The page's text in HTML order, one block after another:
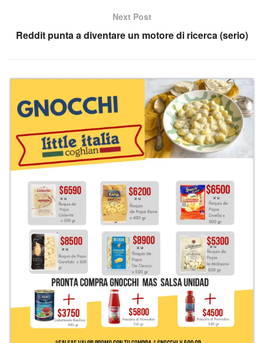
Next Post
Reddit punta a diventare un motore di ricerca (serio)